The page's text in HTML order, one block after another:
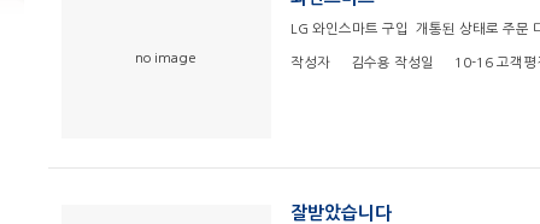
no image
LG 와인스마트 구입 개통된 상태로 주문
작성자 김수용 작성일 10-16 고객평
잘받았습니다